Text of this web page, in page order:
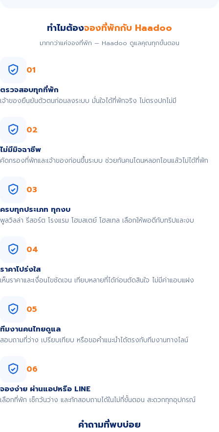
ทำไมต้องจองที่พักกับ Haadoo
มากกว่าแค่จองที่พัก — Haadoo ดูแลคุณทุกขั้นตอน
01
ตรวจสอบทุกที่พัก
เจ้าของยืนยันตัวตนก่อนลงระบบ มั่นใจได้ที่พักจริง ไม่ตรงปกไม่มี
02
ไม่มีมิจฉาชีพ
คัดกรองที่พักและเจ้าของก่อนขึ้นระบบ ช่วยกันคนโดนหลอกโอนแล้วไม่ได้ที่พัก
03
ครบทุกประเภท ทุกงบ
พูลวิลล่า รีสอร์ต โรงแรม โฮมสเตย์ โฮสเทล เลือกให้พอดีกับทริปและงบ
04
ราคาโปร่งใส
เห็นราคาและเงื่อนไขชัดเจน เทียบหลายที่ได้ก่อนตัดสินใจ ไม่มีค่าแอบแฝง
05
ทีมงานคนไทยดูแล
สอบถามที่ว่าง เปรียบเทียบ หรือขอคำแนะนำได้ตรงกับทีมงานทางไลน์
06
จองง่าย ผ่านแอปหรือ LINE
เลือกที่พัก เช็กวันว่าง และทักสอบถามได้ในไม่กี่ขั้นตอน สะดวกทุกอุปกรณ์
คำถามที่พบบ่อย